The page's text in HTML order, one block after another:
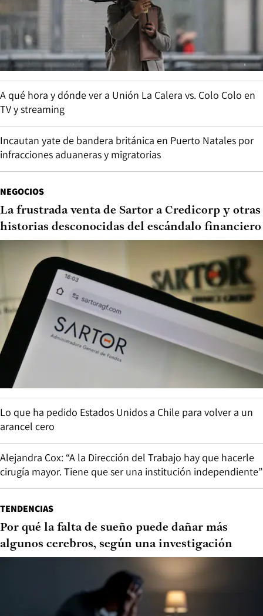
A qué hora y dónde ver a Unión La Calera vs. Colo Colo en
TV y streaming
Incautan yate de bandera británica en Puerto Natales por
infracciones aduaneras y migratorias
NEGOCIOS
La frustrada venta de Sartor a Credicorp y otras
historias desconocidas del escándalo financiero
Lo que ha pedido Estados Unidos a Chile para volver a un
arancel cero
Alejandra Cox: “A la Dirección del Trabajo hay que hacerle
cirugía mayor. Tiene que ser una institución independiente”
TENDENCIAS
Por qué la falta de sueño puede dañar más
algunos cerebros, según una investigación